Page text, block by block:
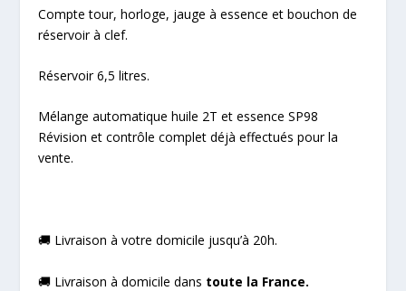
Compte tour, horloge, jauge à essence et bouchon de
réservoir à clef.
Réservoir 6,5 litres.
Mélange automatique huile 2T et essence SP98
Révision et contrôle complet déjà effectués pour la
vente.
🚚 Livraison à votre domicile jusqu’à 20h.
🚚 Livraison à domicile dans toute la France.